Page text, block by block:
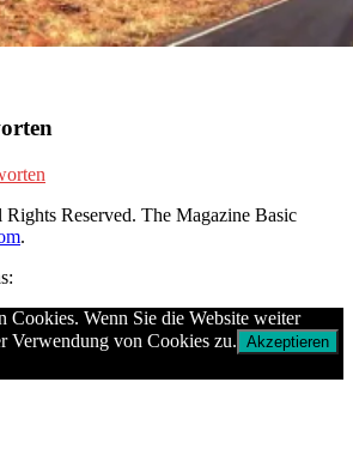
Rights Reserved. The Magazine Basic
.
Cookies. Wenn Sie die Website weiter
Verwendung von Cookies zu. Akzeptieren